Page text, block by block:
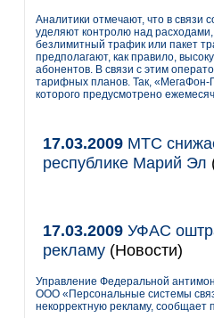
Аналитики отмечают, что в связи
уделяют контролю над
безлимитный трафик или пакет
предполагают, как правило,
абонентов. В связи с этим
тарифных планов. Так,
которого предусмотрено
17.03.2009 МТС
республике Марий Эл
17.03.2009 УФАС
рекламу (Новости)
Управление Федеральной
ООО «Персональные системы
некорректную рекламу,